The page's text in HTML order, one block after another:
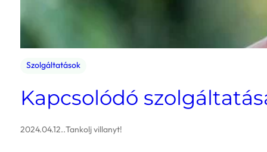
Szolgáltatások
Kapcsolódó
2024.04.12..Tankolj villanyt!